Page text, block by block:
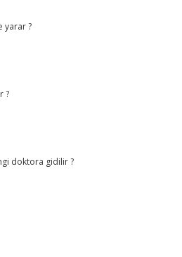
yarar ?
?
doktora gidilir ?